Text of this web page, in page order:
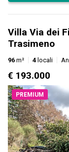
Villa Via dei
Trasimeno
96 m² 4 locali
€ 193.000
PREMIUM